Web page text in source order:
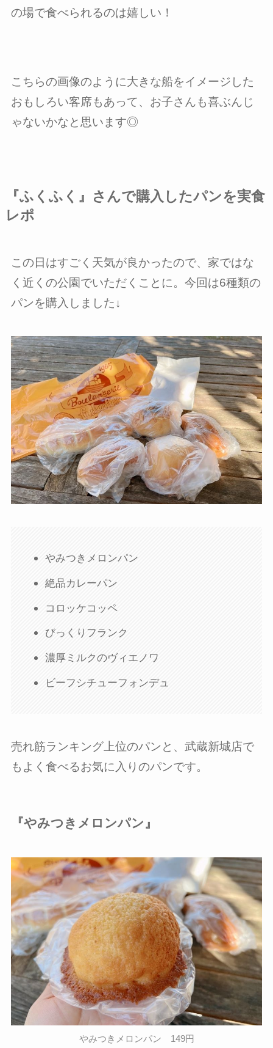
の場で食べられるのは嬉しい！
こちらの画像のように大きな船をイメージした
おもしろい客席もあって、お子さんも喜ぶんじ
ゃないかなと思います◎
『ふくふく』さんで購入したパンを実食
レポ
この日はすごく天気が良かったので、家ではな
く近くの公園でいただくことに。今回は6種類の
パンを購入しました↓
やみつきメロンパン
絶品カレーパン
コロッケコッペ
びっくりフランク
濃厚ミルクのヴィエノワ
ビーフシチューフォンデュ
売れ筋ランキング上位のパンと、武蔵新城店で
もよく食べるお気に入りのパンです。
『やみつきメロンパン』
やみつきメロンパン 149円